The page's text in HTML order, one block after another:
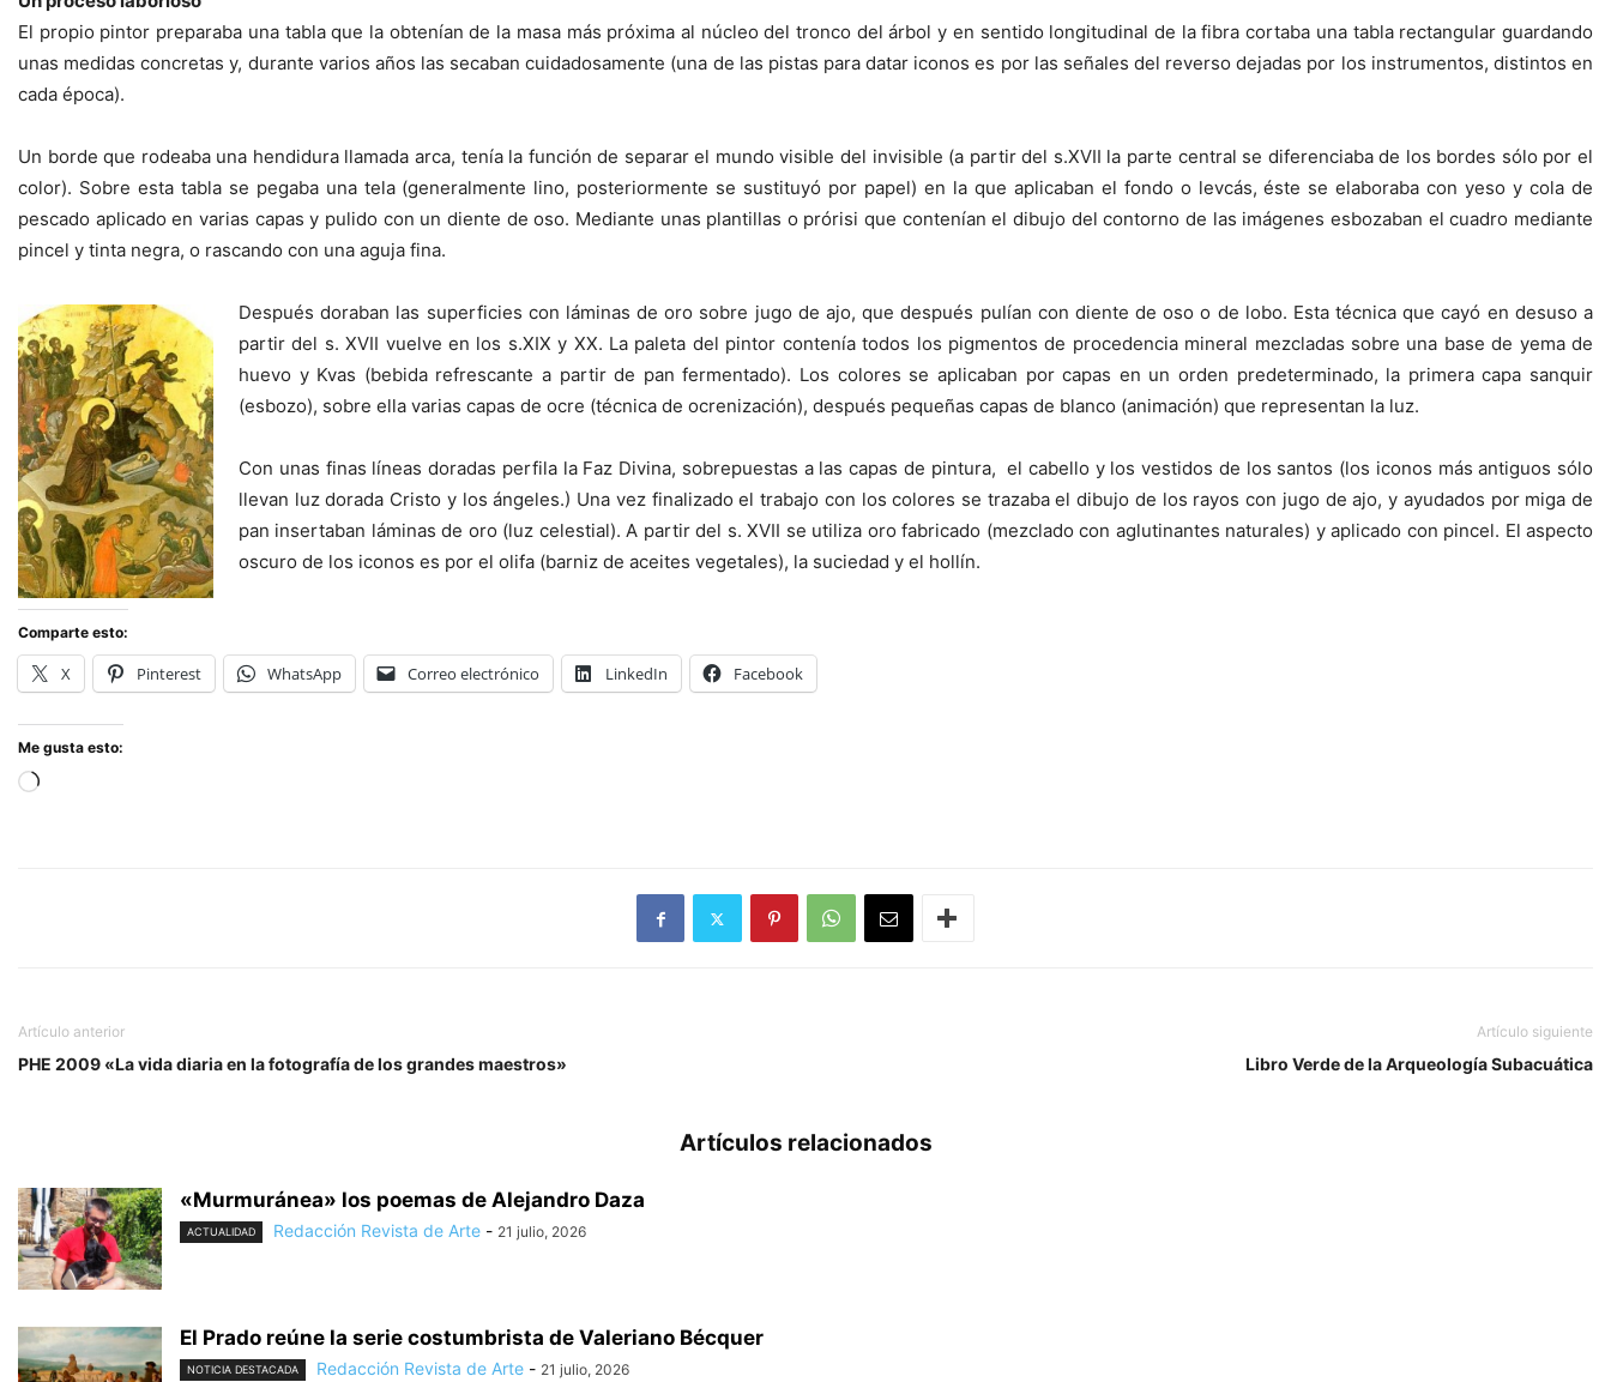
El propio pintor preparaba una tabla que la obtenían de la masa más próxima al núcleo del tronco del árbol y en sentido longitudinal de la fibra cortaba una tabla rectangular guardando
unas medidas concretas y, durante varios años las secaban cuidadosamente (una de las pistas para datar iconos es por las señales del reverso dejadas por los instrumentos, distintos en
cada época).
Un borde que rodeaba una hendidura llamada arca, tenía la función de separar el mundo visible del invisible (a partir del s.XVII la parte central se diferenciaba de los bordes sólo por el
color). Sobre esta tabla se pegaba una tela (generalmente lino, posteriormente se sustituyó por papel) en la que aplicaban el fondo o levcás, éste se elaboraba con yeso y cola de
pescado aplicado en varias capas y pulido con un diente de oso. Mediante unas plantillas o prórisi que contenían el dibujo del contorno de las imágenes esbozaban el cuadro mediante
pincel y tinta negra, o rascando con una aguja fina.
Después doraban las superficies con láminas de oro sobre jugo de ajo, que después pulían con diente de oso o de lobo. Esta técnica que cayó en desuso a
partir del s. XVII vuelve en los s.XIX y XX. La paleta del pintor contenía todos los pigmentos de procedencia mineral mezcladas sobre una base de yema de
huevo y Kvas (bebida refrescante a partir de pan fermentado). Los colores se aplicaban por capas en un orden predeterminado, la primera capa sanquir
(esbozo), sobre ella varias capas de ocre (técnica de ocrenización), después pequeñas capas de blanco (animación) que representan la luz.
Con unas finas líneas doradas perfila la Faz Divina, sobrepuestas a las capas de pintura, el cabello y los vestidos de los santos (los iconos más antiguos sólo
llevan luz dorada Cristo y los ángeles.) Una vez finalizado el trabajo con los colores se trazaba el dibujo de los rayos con jugo de ajo, y ayudados por miga de
pan insertaban láminas de oro (luz celestial). A partir del s. XVII se utiliza oro fabricado (mezclado con aglutinantes naturales) y aplicado con pincel. El aspecto
oscuro de los iconos es por el olifa (barniz de aceites vegetales), la suciedad y el hollín.
Comparte esto:
X Pinterest WhatsApp Correo electrónico LinkedIn Facebook
Me gusta esto:
Cargando...
Artículo anterior
PHE 2009 «La vida diaria en la fotografía de los grandes maestros»
Artículo siguiente
Libro Verde de la Arqueología Subacuática
Artículos relacionados
«Murmuránea» los poemas de Alejandro Daza
ACTUALIDAD Redacción Revista de Arte - 21 julio, 2026
El Prado reúne la serie costumbrista de Valeriano Bécquer
NOTICIA DESTACADA Redacción Revista de Arte - 21 julio, 2026